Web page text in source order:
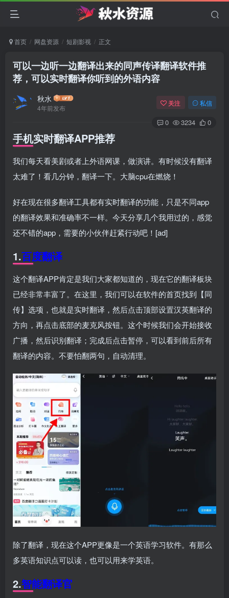
首页 网盘资源 短剧影视 正文
可以一边听一边翻译出来的同声传译翻译软件推
荐，可以实时翻译你听到的外语内容
秋水
4年前发布
关注 私信
0 3234 0
手机实时翻译APP推荐
我们每天看美剧或者上外语网课，做演讲。有时候没有翻译
太难了！看几分钟，翻译一下。大脑cpu在燃烧！
好在现在很多翻译工具都有实时翻译的功能，只是不同app
的翻译效果和准确率不一样。今天分享几个我用过的，感觉
还不错的app，需要的小伙伴赶紧行动吧！[ad]
1.百度翻译
这个翻译APP肯定是我们大家都知道的，现在它的翻译板块
已经非常丰富了。在这里，我们可以在软件的首页找到【同
传】选项，也就是实时翻译，然后点击顶部设置汉英翻译的
方向，再点击底部的麦克风按钮。这个时候我们会开始接收
广播，然后识别翻译；完成后点击暂停，可以看到前后所有
翻译的内容。不要怕翻两句，自动清理。
除了翻译，现在这个APP更像是一个英语学习软件。有那么
多英语知识点可以读，也可以用来学英语。
2.智能翻译官